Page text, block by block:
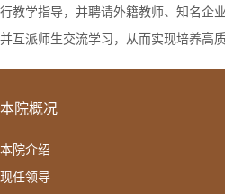
行教学指导，并聘请外籍教师、知名企
并互派师生交流学习，从而实现培养高
本院概况
本院介绍
现任领导